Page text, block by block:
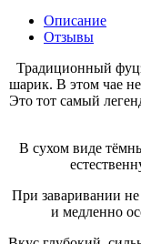
Описание
Отзывы
Традиционный
шарик. В этом чае
Это тот самый
В сухом виде
При заваривании не
и медленно